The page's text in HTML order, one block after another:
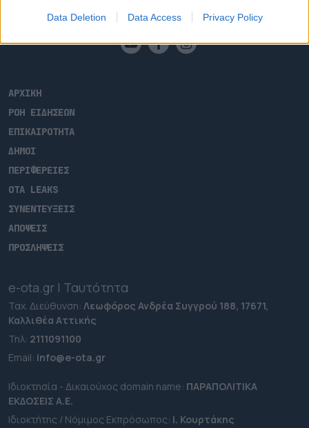
Data Deletion Data Access Privacy Policy
ΑΡΧΙΚΗ
ΡΟΗ ΕΙΔΗΣΕΩΝ
ΕΠΙΚΑΙΡΟΤΗΤΑ
ΔΗΜΟΙ
ΠΕΡΙΦΕΡΕΙΕΣ
OTA LEAKS
ΣΥΝΕΝΤΕΥΞΕΙΣ
ΑΠΟΨΕΙΣ
ΠΡΟΣΛΗΨΕΙΣ
e-ota.gr | Ταυτότητα
Ταχ. Διεύθυνση: Λεωφόρος Ανδρέα Συγγρού 188, 17671,
Καλλιθέα Αττικής
Τηλ: 2111091100
Εmail: info@e-ota.gr
Ιδιοκτησία - Δικαιούχος domain name: ΠΑΡΑΠΟΛΙΤΙΚΑ
ΕΚΔΟΣΕΙΣ A.E.
Ιδιοκτήτης / Νόμιμος Εκπρόσωπος: Ι. Κουρτάκης